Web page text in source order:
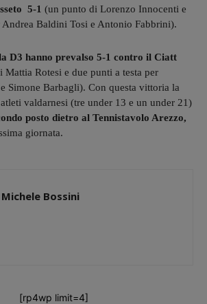
5-1 (un punto di Lorenzo Innocenti e
Andrea Baldini Tosi e Antonio Fabbrini).
D3 hanno prevalso 5-1 contro il Ciatt
Mattia Rotesi e due punti a testa per
Simone Barbagli). Con questa vittoria la
valdarnesi (tre under 13 e un under 21)
posto dietro al Tennistavolo Arezzo,
giornata.
Michele Bossini
[rp4wp limit=4]